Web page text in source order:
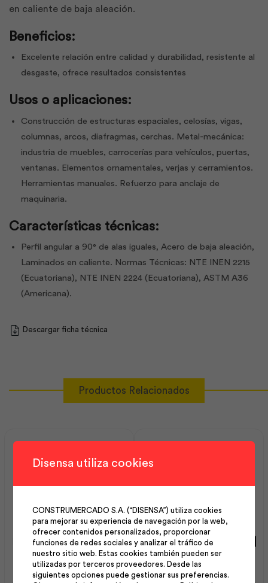
en caliente de baja aleación.
Beneficios:
Excelente relación entre calidad y durabilidad, resistente al
desgaste, ofrece resultados consistentes
Usos o aplicaciones:
Construcción de estructuras espaciales, celosías, vigas,
columnas, arcos, diafragmas, cerchas. Metal-mecánica:
industria de muebles, carrocerías para vehículos, puertas,
ventanas. Elementos ornamentales, verjas y cerramientos.
Herramientas manuales. Refuerzo para anclaje de
maquinaria.
Características técnicas:
Perfil angular a 90° de alas iguales, Acero de baja aleación,
Laminados en caliente. Normas Técnicas: NTE INEN 2215
(Ecuatoriana), NTE INEN 2224 (Ecuatoriana), ASTM A36
(Americana).
Descargar ficha técnica
Productos Relacionados
Estribo 08 mm 15×25 cm |
Andec
Estribo 08 mm 35×35 cm |
Andec
Disensa utiliza cookies
CONSTRUMERCADO S.A. (“DISENSA”) utiliza cookies
para mejorar su experiencia de navegación por la web,
ofrecer contenidos personalizados, proporcionar
funciones de redes sociales y analizar el tráfico de
nuestro sitio web. Estas cookies también pueden ser
utilizadas por terceros proveedores. Desde las
siguientes opciones puede gestionar sus preferencias.